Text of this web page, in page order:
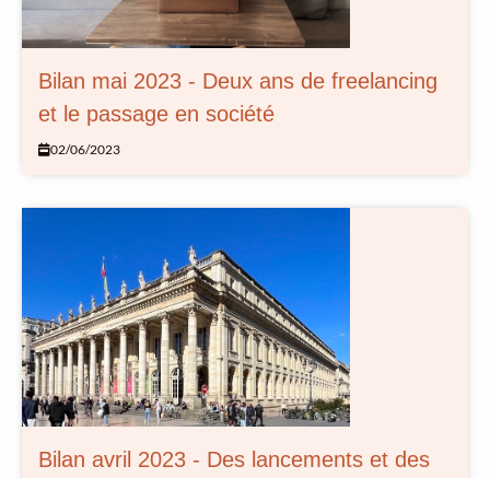
Bilan mai 2023 - Deux ans de freelancing
et le passage en société
02/06/2023
Bilan avril 2023 - Des lancements et des